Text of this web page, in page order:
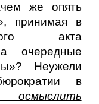
же опять
принимая в
акта
очередные
Неужели
в
осмыслить